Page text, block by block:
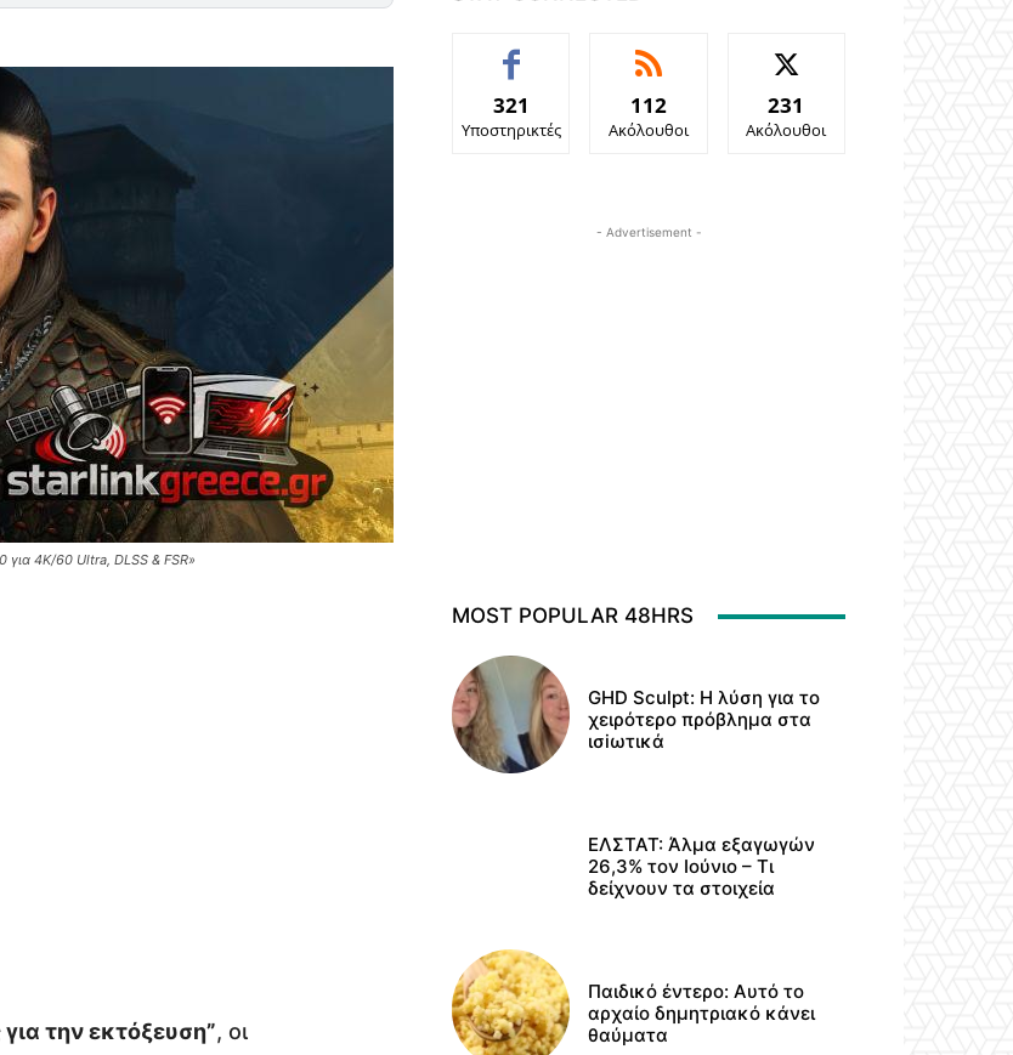
4K/60 Ultra, DLSS & FSR»
την εκτόξευση”, οι
321
Υποστηρικτές
112
Ακόλουθοι
231
Ακόλουθοι
- Advertisement -
MOST POPULAR 48HRS
GHD Sculpt: Η λύση για το
χειρότερο πρόβλημα στα
ισiωτικά
ΕΛΣΤΑΤ: Άλμα εξαγωγών
26,3% τον Ιούνιο – Τι
δείχνουν τα στοιχεία
Παιδικό έντερο: Αυτό το
αρχαίο δημητριακό κάνει
θαύματα